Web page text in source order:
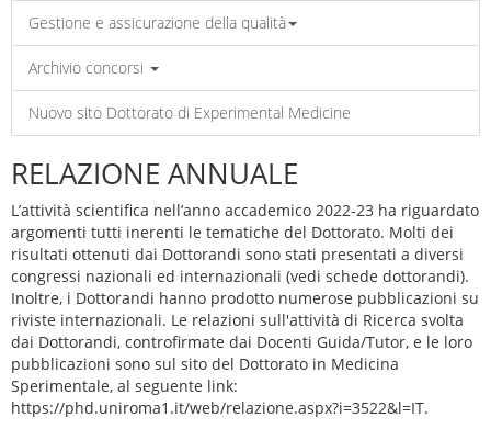
Gestione e assicurazione della qualità
Archivio concorsi
Nuovo sito Dottorato di Experimental Medicine
RELAZIONE ANNUALE
L’attività scientifica nell’anno accademico 2022-23 ha riguardato
argomenti tutti inerenti le tematiche del Dottorato. Molti dei
risultati ottenuti dai Dottorandi sono stati presentati a diversi
congressi nazionali ed internazionali (vedi schede dottorandi).
Inoltre, i Dottorandi hanno prodotto numerose pubblicazioni su
riviste internazionali. Le relazioni sull'attività di Ricerca svolta
dai Dottorandi, controfirmate dai Docenti Guida/Tutor, e le loro
pubblicazioni sono sul sito del Dottorato in Medicina
Sperimentale, al seguente link:
https://phd.uniroma1.it/web/relazione.aspx?i=3522&l=IT.